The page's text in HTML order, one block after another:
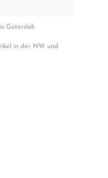
Gütersloh
in der NW und